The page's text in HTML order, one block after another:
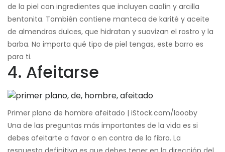
de la piel con ingredientes que incluyen caolín y arcilla
bentonita. También contiene manteca de karité y aceite
de almendras dulces, que hidratan y suavizan el rostro y la
barba. No importa qué tipo de piel tengas, este barro es
para ti.
4. Afeitarse
Primer plano de hombre afeitado | iStock.com/loooby
Una de las preguntas más importantes de la vida es si
debes afeitarte a favor o en contra de la fibra. La